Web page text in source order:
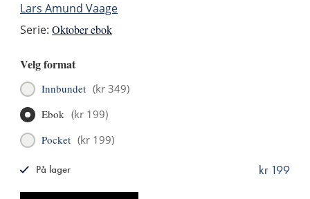
Lars Amund Vaage
Serie: Oktober ebok
Velg format
Innbundet (kr 349)
Ebok (kr 199)
Pocket (kr 199)
kr 199
På lager